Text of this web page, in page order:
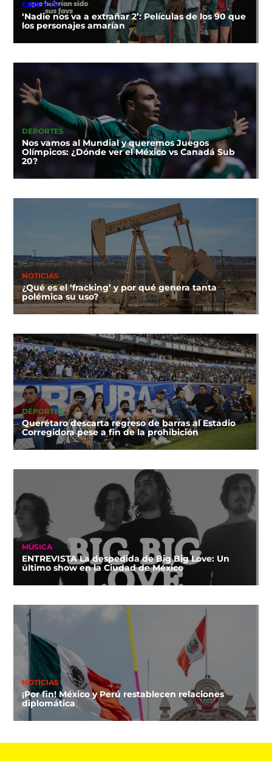
CINE Y TV
‘Nadie nos va a extrañar 2’: Películas de los 90 que
los personajes amarían
DEPORTES
Nos vamos al Mundial y queremos Juegos
Olímpicos: ¿Dónde ver el México vs Canadá Sub
20?
NOTICIAS
¿Qué es el ‘fracking’ y por qué genera tanta
polémica su uso?
DEPORTES
Querétaro descarta regreso de barras al Estadio
Corregidora pese a fin de la prohibición
MÚSICA
ENTREVISTA La despedida de Big Big Love: Un
último show en la Ciudad de México
NOTICIAS
¡Por fin! México y Perú restablecen relaciones
diplomática